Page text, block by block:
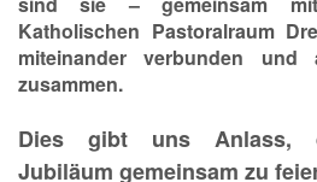
Katholischen Pastoralraum
miteinander verbunden und
zusammen.
Dies gibt uns Anlass,
Jubiläum gemeinsam zu